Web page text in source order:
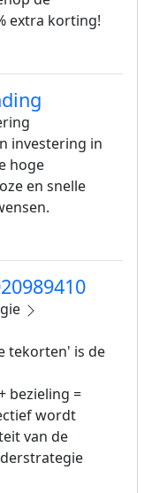
extra korting!
investering in
hoge
en snelle
tekorten' is de
bezieling =
wordt
van de